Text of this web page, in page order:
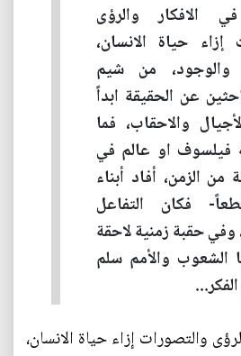
الافكار والرؤى
إزاء حياة الانسان،
والوجود، من شيم
عن الحقيقة ابداً
والاحقاب، فما
فيلسوف او عالم في
من الزمن، أفاد أبناء
فكان التفاعل
حقبة زمنية لاحقة
الشعوب والأمم سلم
والتصورات إزاء حياة الانسان،